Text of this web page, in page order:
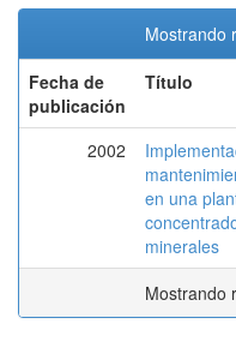
Mostrando
Fecha de
publicación
Título
2002
en una
minerales
Mostrando